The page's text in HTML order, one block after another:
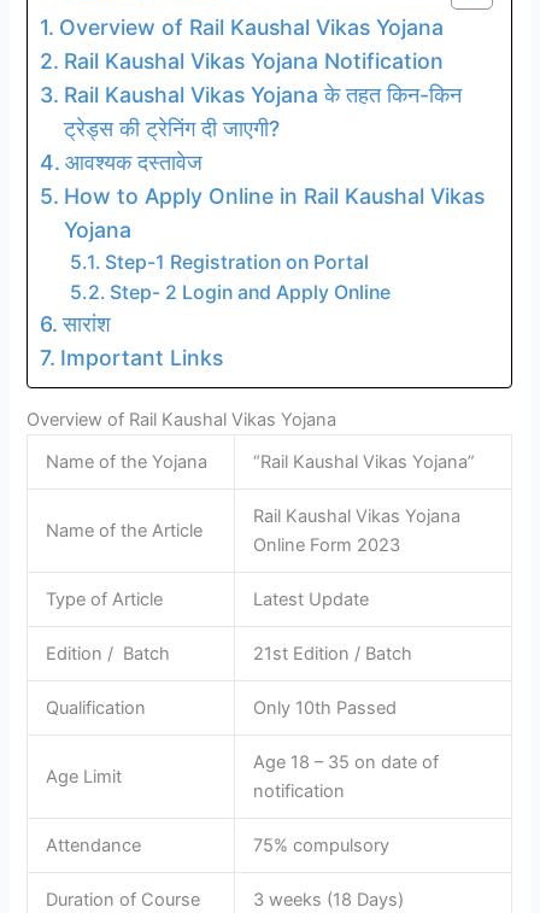
Overview of Rail Kaushal Vikas Yojana
Rail Kaushal Vikas Yojana Notification
Rail Kaushal Vikas Yojana के तहत किन-किन
ट्रेड्स की ट्रेनिंग दी जाएगी?
आवश्यक दस्तावेज
How to Apply Online in Rail Kaushal Vikas
Yojana
Step-1 Registration on Portal
Step- 2 Login and Apply Online
सारांश
Important Links
Overview of Rail Kaushal Vikas Yojana
Name of the Yojana
“Rail Kaushal Vikas Yojana”
Name of the Article
Rail Kaushal Vikas Yojana
Online Form 2023
Type of Article Latest Update
Edition / Batch 21st Edition / Batch
Qualification Only 10th Passed
Age Limit
Age 18 – 35 on date of
notification
Attendance 75% compulsory
Duration of Course 3 weeks (18 Days)